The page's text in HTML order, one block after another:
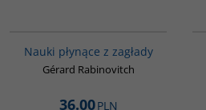
Nauki płynące z zagłady
Gérard Rabinovitch
36.00PLN